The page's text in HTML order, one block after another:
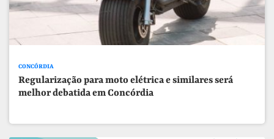
CONCÓRDIA
Regularização para moto elétrica e similares será
melhor debatida em Concórdia